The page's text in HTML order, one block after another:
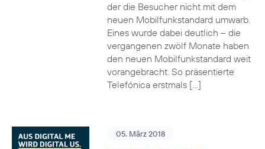
der die Besucher nicht mit dem
neuen Mobilfunkstandard umwarb.
Eines wurde dabei deutlich – die
vergangenen zwölf Monate haben
den neuen Mobilfunkstandard weit
vorangebracht. So präsentierte
Telefónica erstmals […]
05. März 2018